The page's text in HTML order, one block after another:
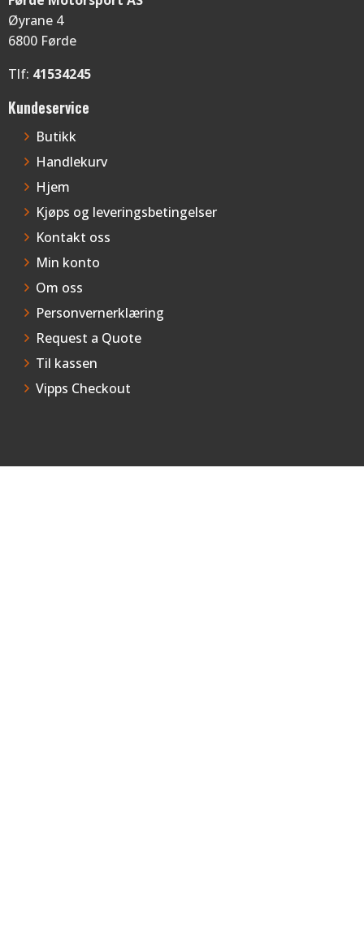
Øyrane 4
6800 Førde
Tlf: 41534245
Kundeservice
Butikk
Handlekurv
Hjem
Kjøps og leveringsbetingelser
Kontakt oss
Min konto
Om oss
Personvernerklæring
Request a Quote
Til kassen
Vipps Checkout